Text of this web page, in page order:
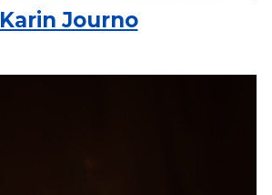
Karin Journo